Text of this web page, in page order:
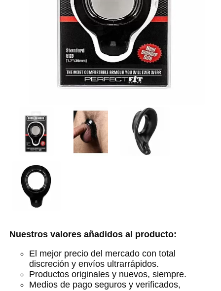
Nuestros valores añadidos al producto:
El mejor precio del mercado con total
discreción y envíos ultrarrápidos.
Productos originales y nuevos, siempre.
Medios de pago seguros y verificados,